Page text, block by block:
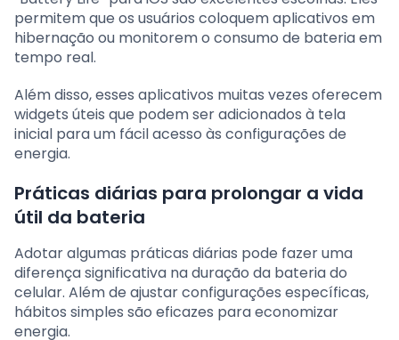
permitem que os usuários coloquem aplicativos em
hibernação ou monitorem o consumo de bateria em
tempo real.
Além disso, esses aplicativos muitas vezes oferecem
widgets úteis que podem ser adicionados à tela
inicial para um fácil acesso às configurações de
energia.
Práticas diárias para prolongar a vida
útil da bateria
Adotar algumas práticas diárias pode fazer uma
diferença significativa na duração da bateria do
celular. Além de ajustar configurações específicas,
hábitos simples são eficazes para economizar
energia.